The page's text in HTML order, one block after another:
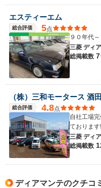
エスティーエム
総合評価 5点
９０年代
三菱 ディ
総掲載数 7
（株）三和モータース 酒
総合評価 4.8点
自社工場
ております
三菱 ディ
総掲載数
ディアマンテのクチコ